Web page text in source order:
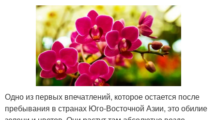
Одно из первых впечатлений, которое остается после
пребывания в странах Юго-Восточной Азии, это обилие